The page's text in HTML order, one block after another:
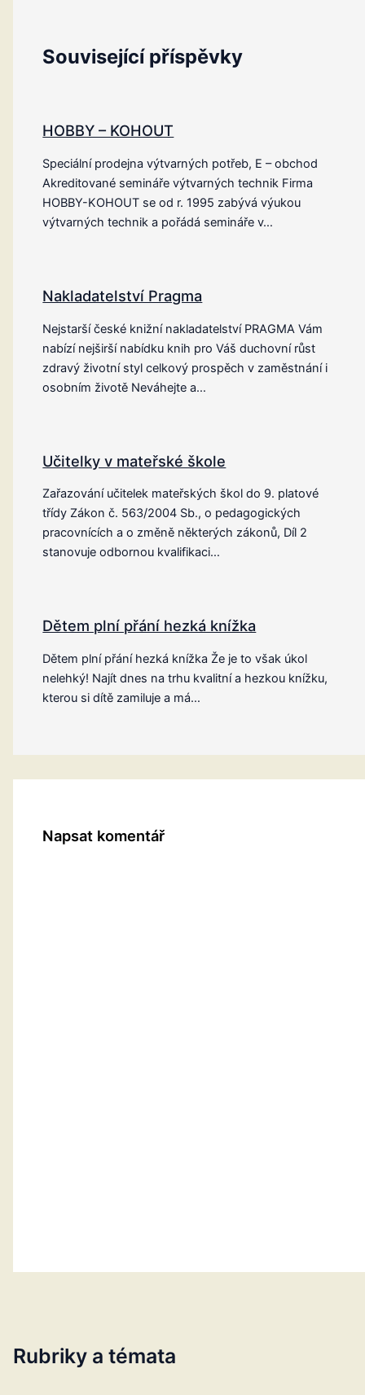
Rubriky a témata
Související příspěvky
HOBBY – KOHOUT
Speciální prodejna výtvarných potřeb, E – obchod
Akreditované semináře výtvarných technik Firma
HOBBY-KOHOUT se od r. 1995 zabývá výukou
výtvarných technik a pořádá semináře v…
Nakladatelství Pragma
Nejstarší české knižní nakladatelství PRAGMA Vám
nabízí nejširší nabídku knih pro Váš duchovní růst
zdravý životní styl celkový prospěch v zaměstnání i
osobním životě Neváhejte a…
Učitelky v mateřské škole
Zařazování učitelek mateřských škol do 9. platové
třídy Zákon č. 563/2004 Sb., o pedagogických
pracovnících a o změně některých zákonů, Díl 2
stanovuje odbornou kvalifikaci…
Dětem plní přání hezká knížka
Dětem plní přání hezká knížka Že je to však úkol
nelehký! Najít dnes na trhu kvalitní a hezkou knížku,
kterou si dítě zamiluje a má…
Napsat komentář